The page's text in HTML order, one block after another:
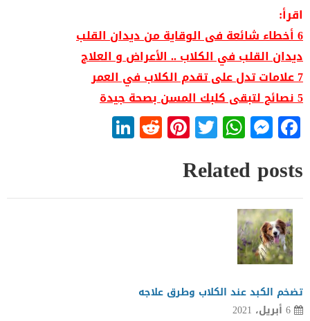
اقرأ:
6 أخطاء شائعة فى الوقاية من ديدان القلب
ديدان القلب في الكلاب .. الأعراض و العلاج
7 علامات تدل على تقدم الكلاب في العمر
5 نصائح لتبقى كلبك المسن بصحة جيدة
Facebook
Messenger
WhatsApp
Twitter
Pinterest
Reddit
Related posts
تضخم الكبد عند الكلاب وطرق علاجه
6 أبريل، 2021